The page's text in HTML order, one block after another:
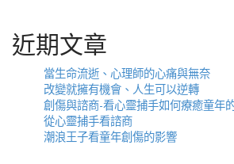
t
n
近期文章
當生命流逝、心理師的心痛與無奈
改變就擁有機會、人生可以逆轉
創傷與諮商-看心靈捕手如何療癒童年
從心靈捕手看諮商
潮浪王子看童年創傷的影響